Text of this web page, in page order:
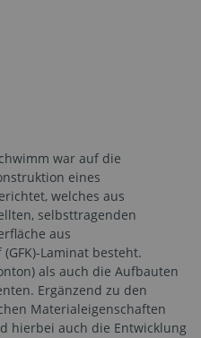
war auf die
eines
welches aus
selbsttragenden
aus
Laminat besteht.
als auch die Aufbauten
Ergänzend zu den
Materialeigenschaften
hierbei auch die Entwicklung